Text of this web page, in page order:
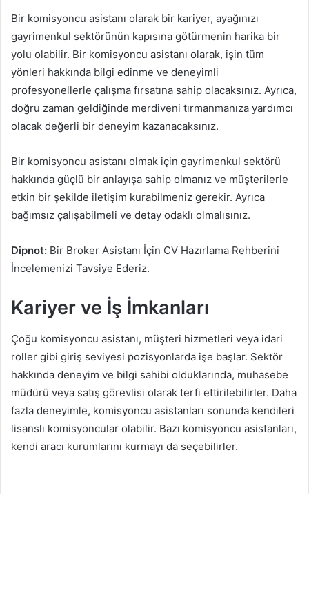
Bir komisyoncu asistanı olarak bir kariyer, ayağınızı
gayrimenkul sektörünün kapısına götürmenin harika bir
yolu olabilir. Bir komisyoncu asistanı olarak, işin tüm
yönleri hakkında bilgi edinme ve deneyimli
profesyonellerle çalışma fırsatına sahip olacaksınız. Ayrıca,
doğru zaman geldiğinde merdiveni tırmanmanıza yardımcı
olacak değerli bir deneyim kazanacaksınız.
Bir komisyoncu asistanı olmak için gayrimenkul sektörü
hakkında güçlü bir anlayışa sahip olmanız ve müşterilerle
etkin bir şekilde iletişim kurabilmeniz gerekir. Ayrıca
bağımsız çalışabilmeli ve detay odaklı olmalısınız.
Dipnot: Bir Broker Asistanı İçin CV Hazırlama Rehberini
İncelemenizi Tavsiye Ederiz.
Kariyer ve İş İmkanları
Çoğu komisyoncu asistanı, müşteri hizmetleri veya idari
roller gibi giriş seviyesi pozisyonlarda işe başlar. Sektör
hakkında deneyim ve bilgi sahibi olduklarında, muhasebe
müdürü veya satış görevlisi olarak terfi ettirilebilirler. Daha
fazla deneyimle, komisyoncu asistanları sonunda kendileri
lisanslı komisyoncular olabilir. Bazı komisyoncu asistanları,
kendi aracı kurumlarını kurmayı da seçebilirler.